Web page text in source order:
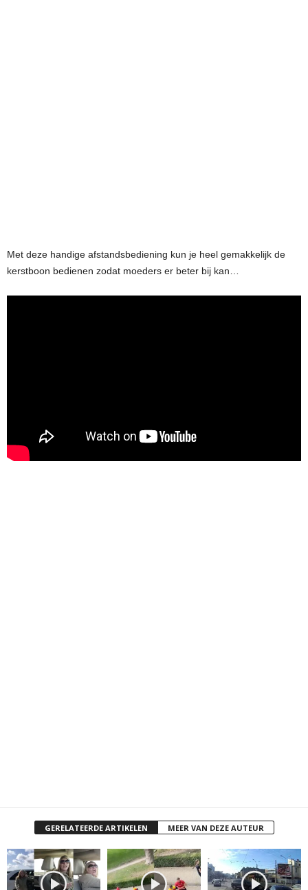
Met deze handige afstandsbediening kun je heel gemakkelijk de
kerstboon bedienen zodat moeders er beter bij kan…
GERELATEERDE ARTIKELEN MEER VAN DEZE AUTEUR